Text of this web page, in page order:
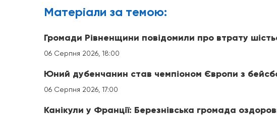
Матерiали за темою:
Громади Рівненщини повідомили про втрату
06 Серпня 2026, 18:00
Юний дубенчанин став чемпіоном Європи з
06 Серпня 2026, 17:00
Канікули у Франції: Березнівська громада